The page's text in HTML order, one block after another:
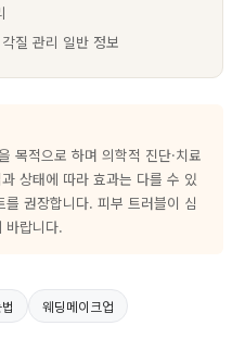
질 관리 일반 정보
목적으로 하며 의학적 진단·치료
상태에 따라 효과는 다를 수 있
권장합니다. 피부 트러블이 심
바랍니다.
웨딩메이크업